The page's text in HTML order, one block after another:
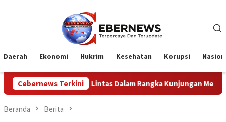
Daerah Ekonomi Hukrim Kesehatan Korupsi
Cebernews Terkini
Dalam Rangka Kunjungan Menteri Pertahanan RI
Beranda Berita